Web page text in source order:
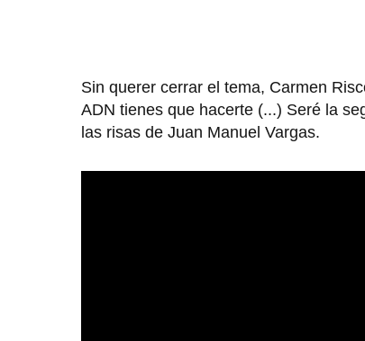
Sin querer cerrar el tema, Carmen
ADN tienes que hacerte (...) Seré la
las risas de Juan Manuel Vargas.